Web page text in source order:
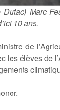
Marc
10 ans.
de
les élèves de